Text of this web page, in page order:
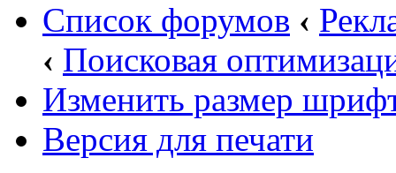
Список форумов ‹
‹ Поисковая
Изменить размер
Версия для печати